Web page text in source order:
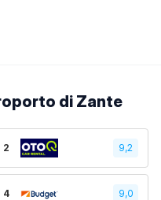
di Zante
2 9,2
4 9,0